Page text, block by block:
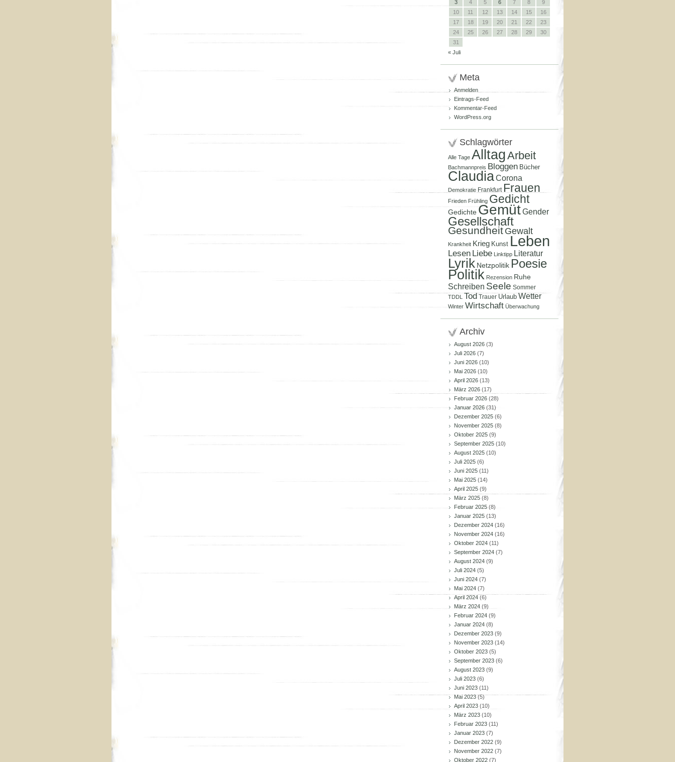
3
4 5 6 7 8
9
10
11 12 13 14 15
16
17
18 19 20 21 22
23
24
25 26 27 28 29
30
31
« Juli
Meta
Anmelden
Eintrags-Feed
Kommentar-Feed
WordPress.org
Schlagwörter
Alle Tage AlltagArbeit
Bachmannpreis Bloggen Bücher
ClaudiaCorona
Demokratie Frankfurt Frauen
Frieden Frühling Gedicht
Gedichte GemütGender
Gesellschaft
Gesundheit Gewalt
Krankheit Krieg Kunst Leben
Lesen Liebe Linktipp Literatur
Lyrik Netzpolitik Poesie
Politik Rezension Ruhe
Schreiben Seele Sommer
TDDL Tod Trauer Urlaub Wetter
Winter Wirtschaft Überwachung
Archiv
August 2026 (3)
Juli 2026 (7)
Juni 2026 (10)
Mai 2026 (10)
April 2026 (13)
März 2026 (17)
Februar 2026 (28)
Januar 2026 (31)
Dezember 2025 (6)
November 2025 (8)
Oktober 2025 (9)
September 2025 (10)
August 2025 (10)
Juli 2025 (6)
Juni 2025 (11)
Mai 2025 (14)
April 2025 (9)
März 2025 (8)
Februar 2025 (8)
Januar 2025 (13)
Dezember 2024 (16)
November 2024 (16)
Oktober 2024 (11)
September 2024 (7)
August 2024 (9)
Juli 2024 (5)
Juni 2024 (7)
Mai 2024 (7)
April 2024 (6)
März 2024 (9)
Februar 2024 (9)
Januar 2024 (8)
Dezember 2023 (9)
November 2023 (14)
Oktober 2023 (5)
September 2023 (6)
August 2023 (9)
Juli 2023 (6)
Juni 2023 (11)
Mai 2023(5)
April 2023 (10)
März 2023 (10)
Februar 2023 (11)
Januar 2023 (7)
Dezember 2022 (9)
November 2022 (7)
Oktober 2022 (7)